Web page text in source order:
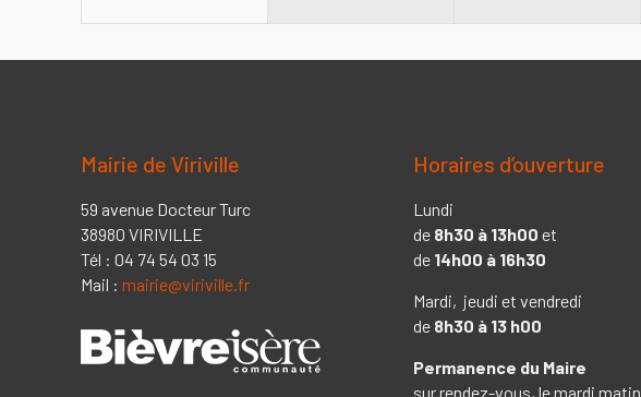
Mairie de Viriville
59 avenue Docteur Turc
38980 VIRIVILLE
Tél : 04 74 54 03 15
Mail : mairie@viriville.fr
Horaires d’ouverture
Lundi
de 8h30 à 13h00 et
de 14h00 à 16h30
Mardi, jeudi et vendredi
de 8h30 à 13 h00
Permanence du Maire
sur rendez-vous, le mardi matin